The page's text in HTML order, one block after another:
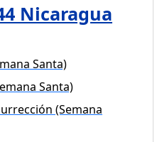
Nicaragua
Santa)
Santa)
(Semana